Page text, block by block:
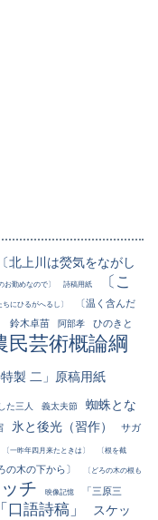
〔北上川は熒気をながし
お勤めなので〕 詩稿用紙
〔こ
ちにひるがへるし〕
〔温く含んだ
鈴木卓苗 阿部孝 ひのきと
民芸術概論綱
特製 二」原稿用紙
た三人 義太夫節
蜘蛛とな
氷と後光（習作）
サガ
〔一昨年四月来たときは〕 〔根を截
の木の下から〕 〔どろの木の根も
チ 映像記憶
「三原三
「口語詩稿」
スケッ